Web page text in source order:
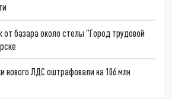
от базара около стелы "Город трудовой
нового ЛДС оштрафовали на 106 млн